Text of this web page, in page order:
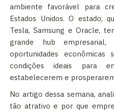
ambiente favorável para
Estados Unidos. O estado,
Tesla, Samsung e Oracle,
grande hub empresarial,
oportunidades econômicas
condições ideais para
estabelecerem e
No artigo dessa semana,
tão atrativo e por que